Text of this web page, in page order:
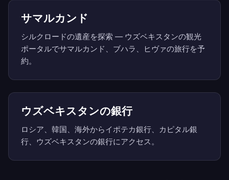
サマルカンド
シルクロードの遺産を探索 — ウズベキスタンの観光
ポータルでサマルカンド、ブハラ、ヒヴァの旅行を予
約。
ウズベキスタンの銀行
ロシア、韓国、海外からイポテカ銀行、カピタル銀
行、ウズベキスタンの銀行にアクセス。